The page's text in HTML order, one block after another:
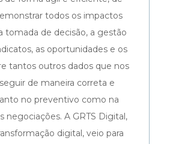
todos os impactos
tomada de decisão, a gestão
as oportunidades e os
tantos outros dados que nos
de maneira correta e
no preventivo como na
negociações. A GRTS Digital,
digital, veio para